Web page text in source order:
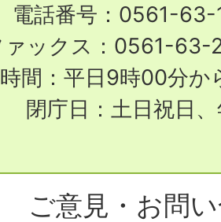
電話番号：0561-63-
ァックス：0561-63-
間：平日9時00分か
閉庁日：土日祝日
ご意見・お問